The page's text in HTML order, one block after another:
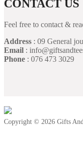
CONTACT US
Feel free to contact &
Address : 09 General
Email :
Phone : 076 473 3029
Copyright © 2026 Gifts